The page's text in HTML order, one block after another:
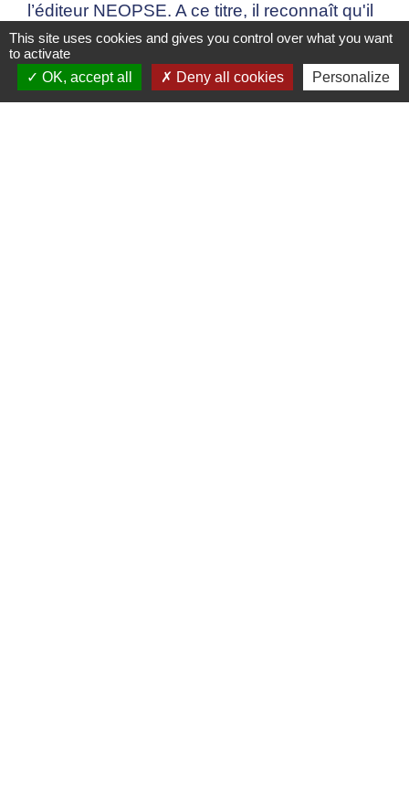
l’éditeur NEOPSE. A ce titre, il reconnaît qu'il
n'est cessionnaire d'aucun autre droit que
celui d'utiliser les moyens notamment
techniques mis à sa disposition par le Site.
This site uses cookies and gives you control over what you want
to activate
OK, accept all
Deny all cookies Personalize